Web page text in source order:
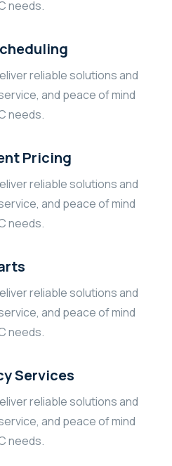
needs.
reliable solutions and
and peace of mind
needs.
Pricing
reliable solutions and
and peace of mind
needs.
reliable solutions and
and peace of mind
needs.
Services
reliable solutions and
and peace of mind
needs.